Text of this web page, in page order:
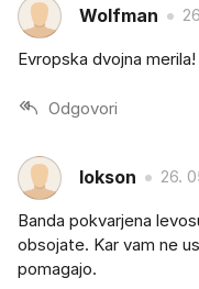
Wolfman
Evropska dvojna merila!
Odgovori
lokson 26.
Banda pokvarjena
obsojate. Kar vam ne
pomagajo.